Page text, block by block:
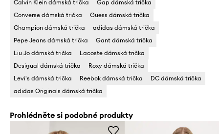
Calvin Klein dámská trička
Gap dámská trička
Converse dámská trička
Guess dámská trička
Champion dámská trička
adidas dámská trička
Pepe Jeans dámská trička
Gant dámská trička
Liu Jo dámská trička
Lacoste dámská trička
Desigual dámská trička
Roxy dámská trička
Levi's dámská trička
Reebok dámská trička
DC dámská trička
adidas Originals dámská trička
Prohlédněte si podobné produkty